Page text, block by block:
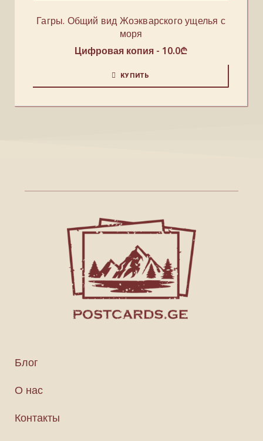
Гагры. Общий вид Жоэкварского ущелья с
моря
Цифровая копия - 10.0₾
КУПИТЬ
Блог
О нас
Контакты